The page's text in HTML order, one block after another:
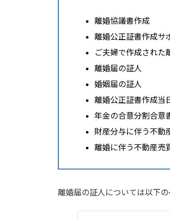
離婚協議書作成
離婚公正証書作成サ
ご夫婦で作成された
離婚届の証人
婚姻届の証人
離婚公正証書作成当
年金の合意分割合意
財産分与に伴う不動
離婚に伴う不動産売
離婚届の証人については以下の